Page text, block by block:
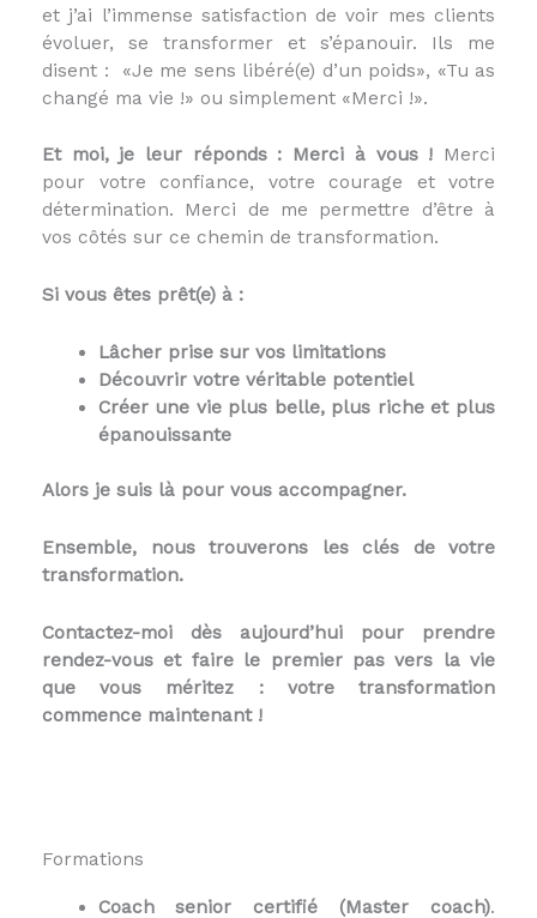
et j’ai l’immense satisfaction de voir mes clients
évoluer, se transformer et s’épanouir. Ils me
disent : «Je me sens libéré(e) d’un poids», «Tu as
changé ma vie !» ou simplement «Merci !».
Et moi, je leur réponds : Merci à vous ! Merci
pour votre confiance, votre courage et votre
détermination. Merci de me permettre d’être à
vos côtés sur ce chemin de transformation.
Si vous êtes prêt(e) à :
Lâcher prise sur vos limitations
Découvrir votre véritable potentiel
Créer une vie plus belle, plus riche et plus
épanouissante
Alors je suis là pour vous accompagner.
Ensemble, nous trouverons les clés de votre
transformation.
Contactez-moi dès aujourd’hui pour prendre
rendez-vous et faire le premier pas vers la vie
que vous méritez : votre transformation
commence maintenant !
Formations
Coach senior certifié (Master coach).